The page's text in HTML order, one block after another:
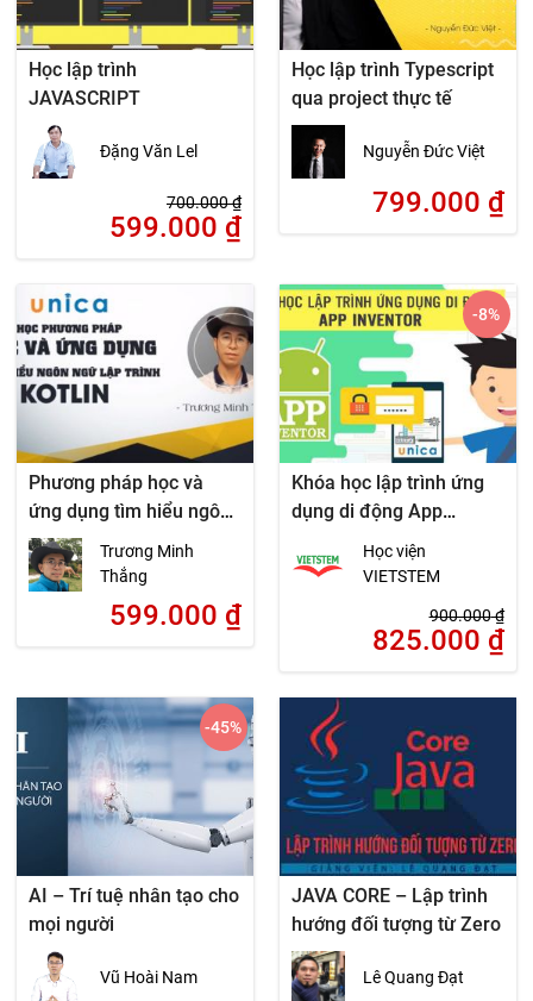
Học lập trình
JAVASCRIPT
Đặng Văn Lel
700.000₫
599.000 ₫
Học lập trình Typescript
qua project thực tế
Nguyễn Đức Việt
799.000 ₫
Phương pháp học và
ứng dụng tìm hiểu ngôn
ngữ lập trình Kotlin
Trương Minh
Thắng
599.000 ₫
Khóa học lập trình ứng
dụng di động App
Học viện
VIETSTEM
900.000₫
825.000 ₫
-8%
AI – Trí tuệ nhân tạo cho
mọi người
Vũ Hoài Nam
-45%
JAVA CORE – Lập trình
hướng đối tượng từ Zero
Lê Quang Đạt